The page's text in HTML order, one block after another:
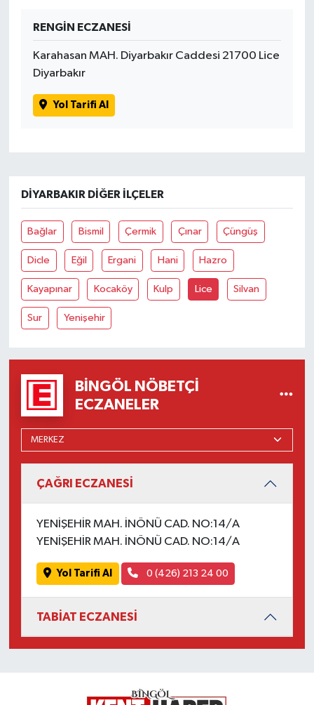
RENGİN ECZANESİ
Karahasan MAH. Diyarbakır Caddesi 21700 Lice
Diyarbakır
Yol Tarifi Al
DIYARBAKIR DIĞER İLÇELER
Bağlar Bismil Çermik Çınar Çüngüş
Dicle Eğil Ergani Hani Hazro
Kayapınar Kocaköy Kulp Lice Silvan
Sur Yenişehir
BINGÖL NÖBETÇI
ECZANELER
ÇAĞRI ECZANESİ
YENİŞEHİR MAH. İNÖNÜ CAD. NO:14/A
YENİŞEHİR MAH. İNÖNÜ CAD. NO:14/A
Yol Tarifi Al 0 (426) 213 24 00
TABİAT ECZANESİ